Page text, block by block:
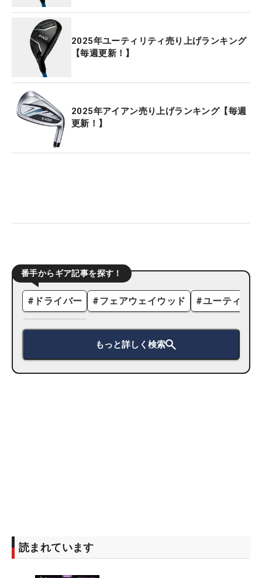
2025年ユーティリティ売り上げランキング
【毎週更新！】
2025年アイアン売り上げランキング【毎週
更新！】
番手からギア記事を探す！
# ドライバー #フェアウェイウッド #ユーティリ
もっと詳しく検索
読まれています